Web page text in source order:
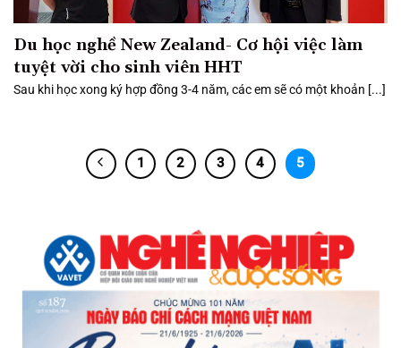
Du học nghề New Zealand- Cơ hội việc làm
tuyệt vời cho sinh viên HHT
Sau khi học xong ký hợp đồng 3-4 năm, các em sẽ có một khoản [...]
1 2 3 4 5